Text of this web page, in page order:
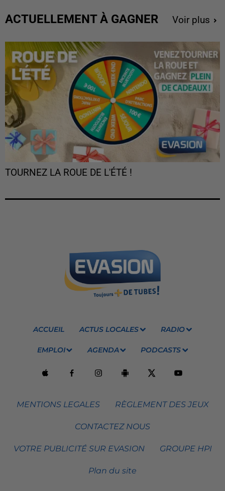
ACTUELLEMENT À GAGNER Voir plus
TOURNEZ LA ROUE DE L'ÉTÉ !
ACCUEIL ACTUS LOCALES RADIO
EMPLOI AGENDA PODCASTS
MENTIONS LEGALES RÈGLEMENT DES JEUX
CONTACTEZ NOUS
VOTRE PUBLICITÉ SUR EVASION GROUPE HPI
Plan du site